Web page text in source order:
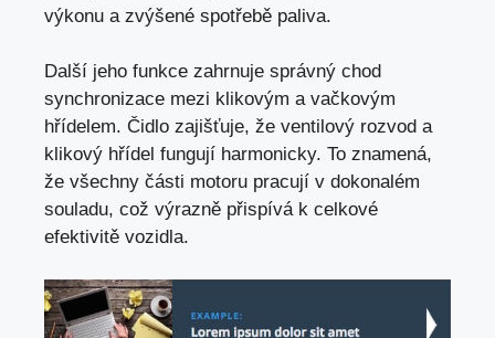
výkonu a zvýšené spotřebě paliva.
Další jeho funkce zahrnuje správný chod
synchronizace mezi klikovým a vačkovým
hřídelem. Čidlo zajišťuje, že ventilový rozvod a
klikový hřídel fungují harmonicky. To znamená,
že všechny části motoru pracují v dokonalém
souladu, což výrazně přispívá k celkové
efektivitě vozidla.